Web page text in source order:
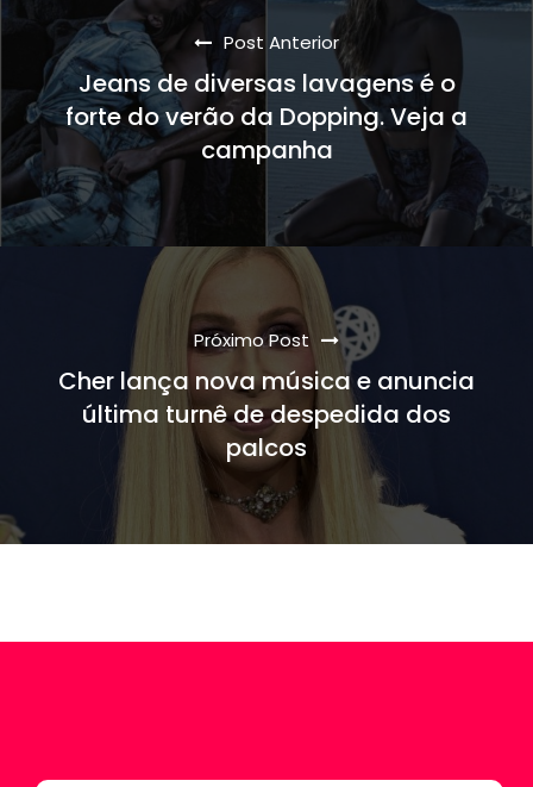
Post Anterior
Jeans de diversas lavagens é o
forte do verão da Dopping. Veja a
campanha
Próximo Post
Cher lança nova música e anuncia
última turnê de despedida dos
palcos